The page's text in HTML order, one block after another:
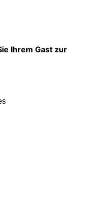
Ihrem Gast zur